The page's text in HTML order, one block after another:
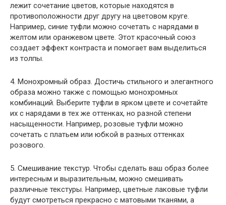
лежит сочетание цветов, которые находятся в
противоположности друг другу на цветовом круге.
Например, синие туфли можно сочетать с нарядами в
желтом или оранжевом цвете. Этот красочный союз
создает эффект контраста и помогает вам выделиться
из толпы.
4. Монохромный образ. Достичь стильного и элегантного
образа можно также с помощью монохромных
комбинаций. Выберите туфли в ярком цвете и сочетайте
их с нарядами в тех же оттенках, но разной степени
насыщенности. Например, розовые туфли можно
сочетать с платьем или юбкой в разных оттенках
розового.
5. Смешивание текстур. Чтобы сделать ваш образ более
интересным и выразительным, можно смешивать
различные текстуры. Например, цветные лаковые туфли
будут смотреться прекрасно с матовыми тканями, а